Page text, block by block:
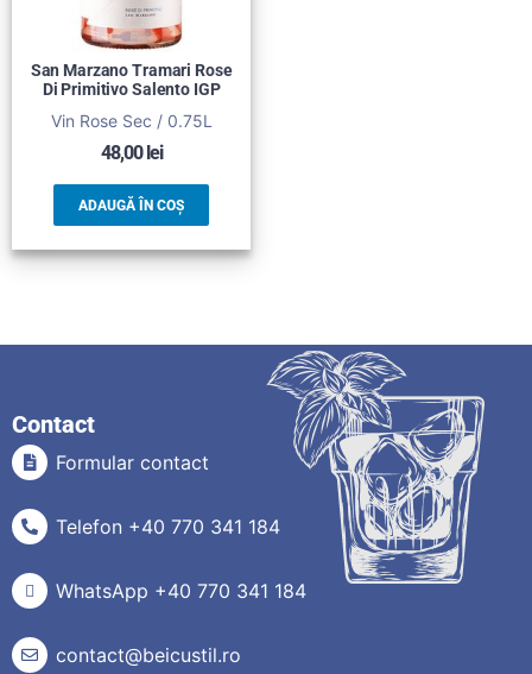
San Marzano Tramari Rose
Di Primitivo Salento IGP
Vin Rose Sec / 0.75L
48,00lei
ADAUGĂ ÎN COȘ
Contact
Formular contact
Telefon +40 770 341 184
WhatsApp +40 770 341 184
contact@beicustil.ro